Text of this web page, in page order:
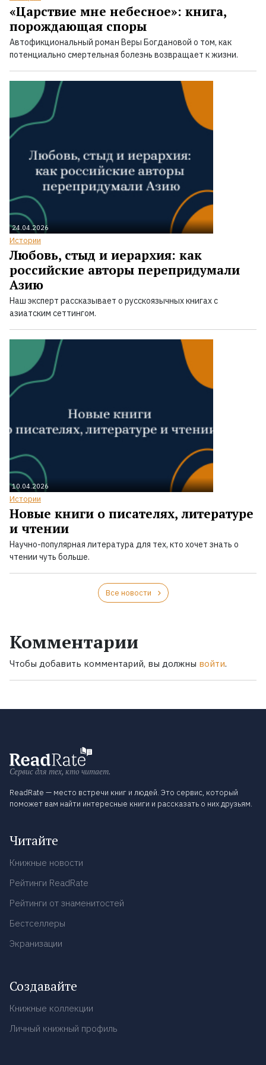
«Царствие мне небесное»: книга,
порождающая споры
Автофикциональный роман Веры Богдановой о том, как
потенциально смертельная болезнь возвращает к жизни.
24.04.2026
Истории
Любовь, стыд и иерархия: как
российские авторы перепридумали
Азию
Наш эксперт рассказывает о русскоязычных книгах с
азиатским сеттингом.
10.04.2026
Истории
Новые книги о писателях, литературе
и чтении
Научно-популярная литература для тех, кто хочет знать о
чтении чуть больше.
Все новости
Комментарии
Чтобы добавить комментарий, вы должны войти.
Сервис для тех, кто читает.
ReadRate — место встречи книг и людей. Это сервис, который
поможет вам найти интересные книги и рассказать о них друзьям.
Читайте
Книжные новости
Рейтинги ReadRate
Рейтинги от знаменитостей
Бестселлеры
Экранизации
Создавайте
Книжные коллекции
Личный книжный профиль